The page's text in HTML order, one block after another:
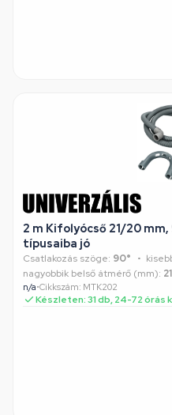
2 m Kifolyócső 21/20 mm,
típusaiba jó
Csatlakozás szöge: 90°
nagyobbik belső átmérő (mm):
n/a•Cikkszám: MTK202
Készleten: 31 db, 24-72 órás